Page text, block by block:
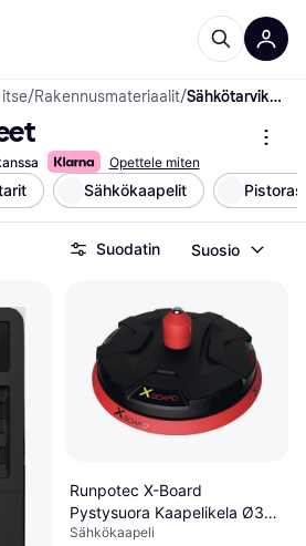
itse/Rakennusmateriaalit/ Sähkötarvikkeet
Opettele miten
Sähkökaapelit
Suodatin Suosio
Runpotec X-Board
Pystysuora Kaapelikela Ø300
mm
Sähkökaapeli